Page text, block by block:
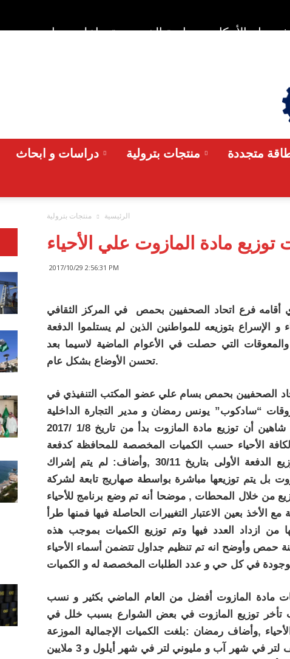
من نحن اعلن معنا سياسة الخصوصية والأحكام
متجددة منتجات بترولية دراسات و ابحاث
الرئيسية منتجات بترولية
توزيع مادة المازوت علي الأحياء
2017/10/29 2:56:31 PM
أقامه فرع اتحاد الصحفيين بحمص في المركز الثقافي
و الإسراع بتوزيعه للمواطنين الذين لم يستلموا الدفعة
التي حصلت في الأعوام الماضية لاسيما بعد
تحسن الأوضاع بشكل عام.
الصحفيين بحمص بسام علي عضو المكتب التنفيذي في
“سادكوب” يونس رمضان و مدير التجارة الداخلية
وحماية المستهلك محمود الصليبي وأوضح شاهين أن توزيع مادة المازوت بدأ من تاريخ 1/8 /2017
200 لتر ثم التوزيع لكافة الأحياء حسب الكميات المخصصة للمحافظة كدفعة
أولى 100 لتر ومن المقرر الانتهاء من توزيع الدفعة الأولى بتاريخ 30/11 ,وأضاف: لم يتم إشراك
بل يتم توزيعها مباشرة بواسطة صهاريج تابعة لشركة
من خلال المحطات , موضحا أنه تم وضع برنامج للأحياء
بعين الاعتبار التغييرات الحاصلة فيها فمنها طرأ
من ازداد العدد فيها وتم توزيع الكميات بموجب هذه
حمص وأوضح انه تم تنظيم جداول تتضمن أسماء الأحياء
مادة المازوت أفضل من العام الماضي بكثير و نسب
موضحا أن سبب تأخر توزيع المازوت في بعض الشوارع بسبب خلل في
,وأضاف رمضان :بلغت الكميات الإجمالية الموزعة
ضمن أحياء المدينة حوالي مليون و 800 ألف لتر في شهر آب و مليوني لتر في شهر أيلول و 3 ملايين